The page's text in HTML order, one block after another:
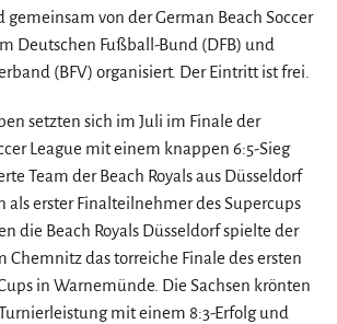
von der German Beach Soccer
Deutschen Fußball-Bund (DFB) und
(BFV) organisiert. Der Eintritt ist frei.
setzten sich im Juli im Finale der
League mit einem knappen 6:5-Sieg
Team der Beach Royals aus Düsseldorf
als erster Finalteilnehmer des Supercups
die Beach Royals Düsseldorf spielte der
Chemnitz das torreiche Finale des ersten
in Warnemünde. Die Sachsen krönten
mit einem 8:3-Erfolg und